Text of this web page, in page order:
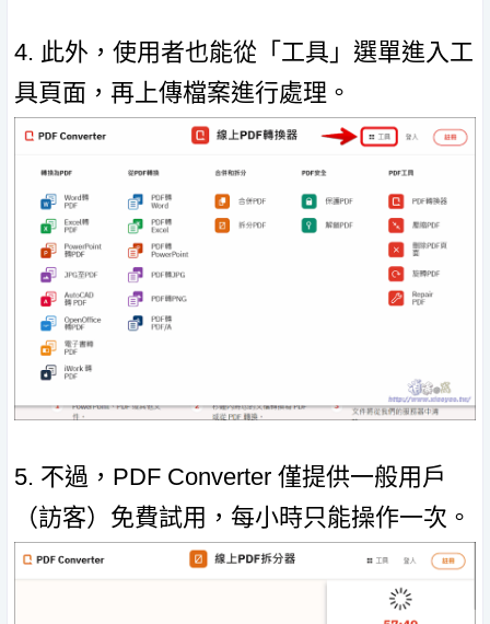
4. 此外，使用者也能從「工具」選單進入工
具頁面，再上傳檔案進行處理。
5. 不過，PDF Converter 僅提供一般用戶
（訪客）免費試用，每小時只能操作一次。